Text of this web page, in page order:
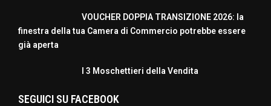
VOUCHER DOPPIA TRANSIZIONE 2026: la
finestra della tua Camera di Commercio potrebbe essere
già aperta
I 3 Moschettieri della Vendita
SEGUICI SU FACEBOOK